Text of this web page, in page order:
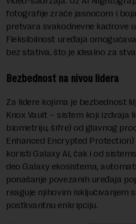
fotografije zrače jasnoćom i
pretvara svakodnevne kadrove
Fleksibilnost uređaja
bez stativa, što je idealno za
Bezbednost na nivou lidera
Za lidere kojima je bezbednost
Knox Vault – sistem koji izdvaja
biometriju, šifre) od glavnog
Enhanced Encrypted
koristi Galaxy AI, čak i od
deo Galaxy ekosistema,
ponašanje povezanih uređaja
reaguje njihovim isključivanjem
postkvantnu enkripciju.